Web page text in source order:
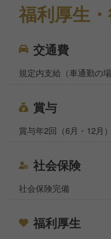
福利厚生
交通費
規定内支給（車通勤の
賞与
賞与年2回（6月・12月）
社会保険
社会保険完備
福利厚生